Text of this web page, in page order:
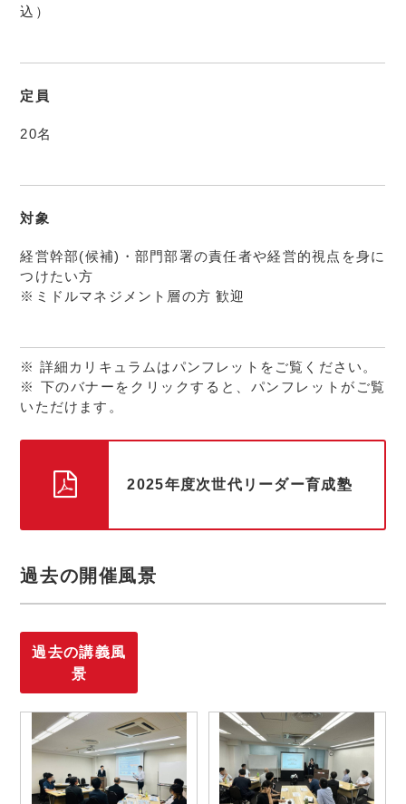
込）
定員
20名
対象
経営幹部(候補)・部門部署の責任者や経営的視点を身に
つけたい方
※ミドルマネジメント層の方 歓迎
※ 詳細カリキュラムはパンフレットをご覧ください。
※ 下のバナーをクリックすると、パンフレットがご覧
いただけます。
2025年度次世代リーダー育成塾
過去の開催風景
過去の講義風
景